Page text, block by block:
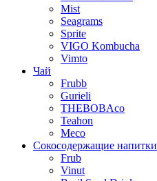
Mist
Seagrams
Sprite
VIGO Kombucha
Vimto
Чай
Frubb
Gurieli
THEBOBAco
Teahon
Meco
Сокосодержащие напитки
Frub
Vinut